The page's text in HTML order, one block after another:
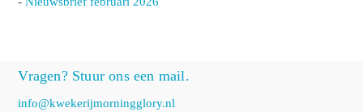
Vragen? Stuur ons een mail.
info@kwekerijmorningglory.nl